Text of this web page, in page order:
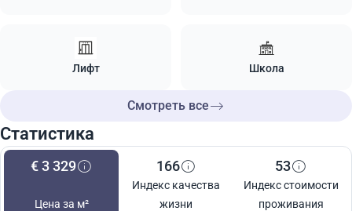
Лифт Школа
Смотреть все
Статистика
€ 3 329
Цена за м²
166
Индекс качества
жизни
53
Индекс стоимости
проживания